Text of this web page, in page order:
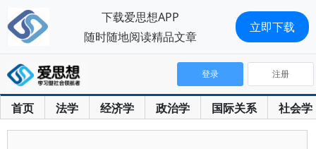
首页 法学 经济学 政治学 国际关系 社会学
登录 注册
下载爱思想APP
随时随地阅读精品文章
立即下载